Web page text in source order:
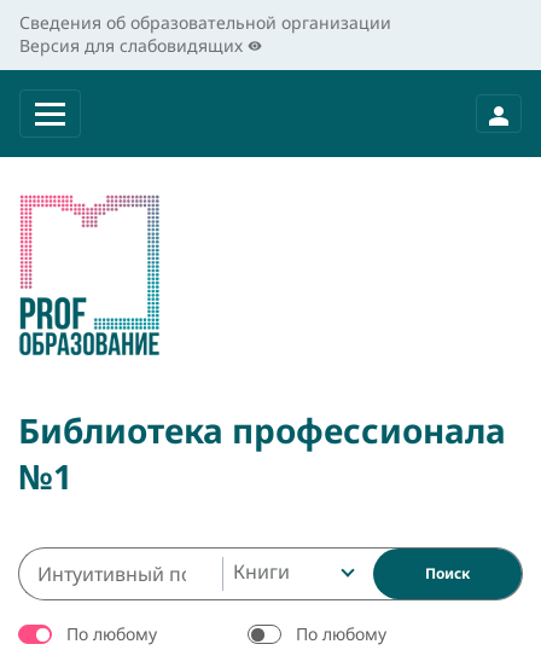
Сведения об образовательной организации
Версия для слабовидящих
Библиотека профессионала
№1
Книги Поиск
По любому
По любому